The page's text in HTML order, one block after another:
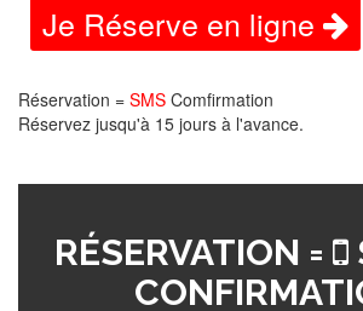
Je Réserve en ligne
Réservation = SMS Comfirmation
Réservez jusqu'à 15 jours à l'avance.
RÉSERVATION =